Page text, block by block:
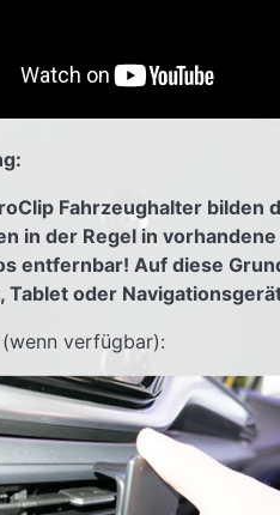
Fahrzeughalter bilden
in der Regel in
entfernbar! Auf diese
Tablet oder
verfügbar):